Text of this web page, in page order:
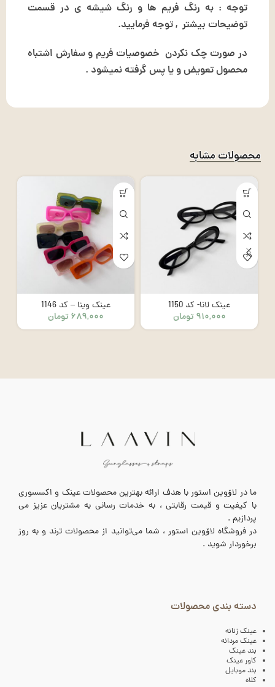
توجه : به رنگ فریم ها و رنگ شیشه ی در قسمت
توضیحات بیشتر , توجه فرمایید.
در صورت چک نکردن خصوصیات فریم و سفارش اشتباه
محصول تعویض و یا پس گرفته نمیشود .
محصولات مشابه
عینک لانا- کد 1150
۹۱۰,۰۰۰ تومان
عینک وینا – کد 1146
۶۸۹,۰۰۰ تومان
ما در لاۆوین استور با هدف ارائه بهترین محصولات عینک و اکسسوری
با کیفیت و قیمت رقابتی ، به خدمات رسانی به مشتریان عزیز می
پردازیم .
در فروشگاه لاۆوین استور ، شما می‌توانید از محصولات ترند و به روز
برخوردار شوید .
دسته بندی محصولات
عینک زنانه
عینک مردانه
بند عینک
کاور عینک
بند موبایل
کلاه